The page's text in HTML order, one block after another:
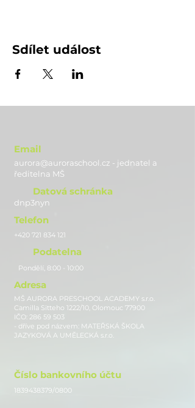
Sdílet událost
Email
aurora@auroraschool.cz - jednatel a
ředitelna MŠ
Datová schránka
dnp3nyn
Telefon
+420 721 834 121
Podatelna
Pondělí, 8:00 - 10:00
Adresa
MŠ AURORA PRESCHOOL ACADEMY s.r.o.
Camilla Sitteho 1222/10, Olomouc 77900
IČO: 286 59 503
- dříve pod názvem: MATEŘSKÁ ŠKOLA
JAZYKOVÁ A UMĚLECKÁ s.r.o.
Číslo bankovního účtu
1839438379/0800